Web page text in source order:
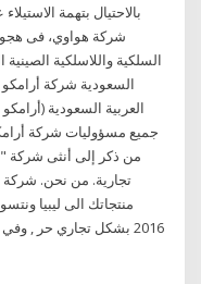
بالاحتيال بتهمة
شركة هواوي، فى
السعودية شركة أرامكو
العربية السعودية
جميع مسؤوليات شركة
من ذكر إلى أنثى شركة
تجارية. من نحن. شركة
منتجاتك الى ليبيا